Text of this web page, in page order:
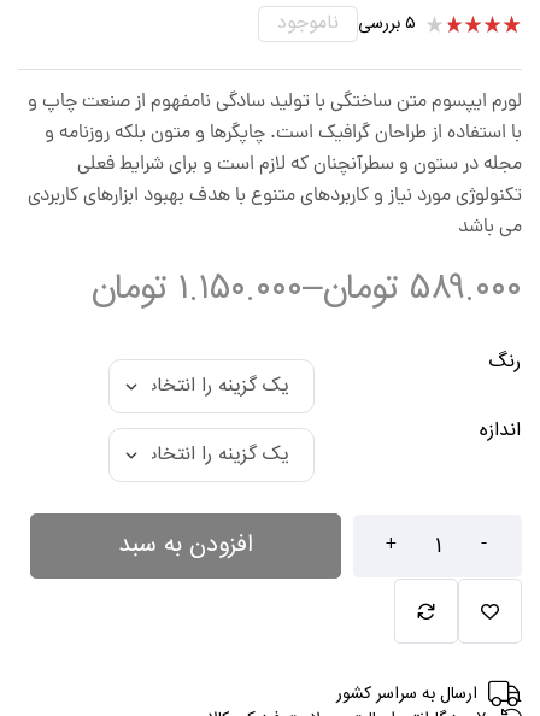
ی۳.۸۰
امتیازده
مشتری
۵بررسی ناموجود
لورم ایپسوم متن ساختگی با تولید سادگی نامفهوم از صنعت چاپ و
با استفاده از طراحان گرافیک است. چاپگرها و متون بلکه روزنامه و
مجله در ستون و سطرآنچنان که لازم است و برای شرایط فعلی
تکنولوژی مورد نیاز و کاربردهای متنوع با هدف بهبود ابزارهای کاربردی
می باشد
۵۸۹.۰۰۰ تومان–۱.۱۵۰.۰۰۰ تومان
رنگ
اندازه
-
+ افزودن به سبد
ارسال به سراسر کشور